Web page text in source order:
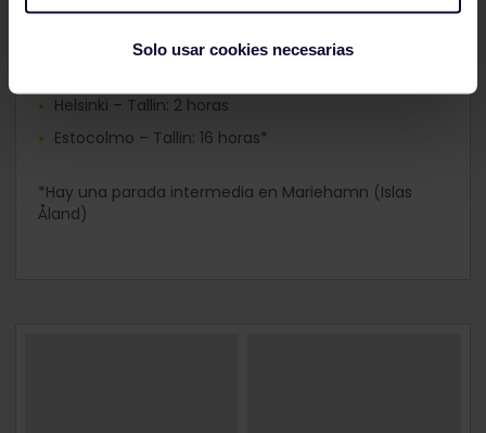
Solo usar cookies necesarias
Salidas diarias en todas las rutas
Helsinki – Estocolmo: 15 horas*
Helsinki – Tallin: 2 horas
Estocolmo – Tallin: 16 horas*
*Hay una parada intermedia en Mariehamn (Islas
Åland)